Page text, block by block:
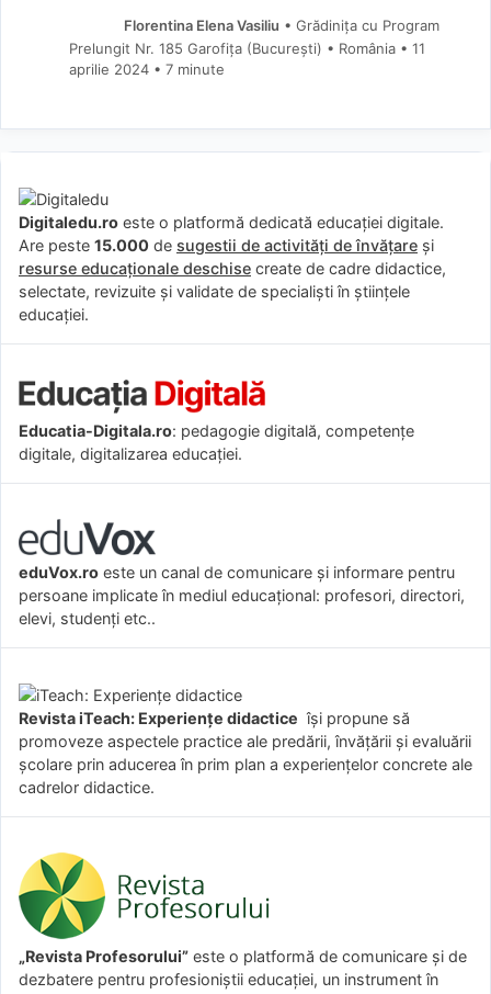
Florentina Elena Vasiliu • Grădinița cu Program
Prelungit Nr. 185 Garofița (Bucureşti) • România
11
aprilie 2024 • 7 minute
Digitaledu.ro este o platformă dedicată educației digitale.
Are peste 15.000 de sugestii de activități de învățare și
resurse educaționale deschise create de cadre didactice,
selectate, revizuite și validate de specialiști în științele
educației.
Educatia-Digitala.ro: pedagogie digitală, competențe
digitale, digitalizarea educației.
eduVox.ro este un canal de comunicare și informare pentru
persoane implicate în mediul educațional: profesori, directori,
elevi, studenți etc..
Revista iTeach: Experienţe didactice îşi propune să
promoveze aspectele practice ale predării, învăţării şi evaluării
şcolare prin aducerea în prim plan a experienţelor concrete ale
cadrelor didactice.
„Revista Profesorului” este o platformă de comunicare și de
dezbatere pentru profesioniștii educației, un instrument în